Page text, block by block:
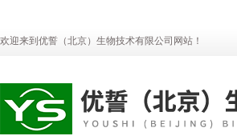
欢迎来到优誓（北京）生物技术有限公司网站！